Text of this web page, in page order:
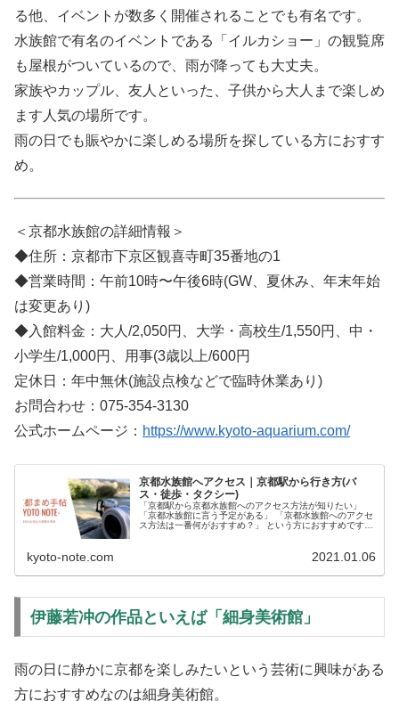
る他、イベントが数多く開催されることでも有名です。
水族館で有名のイベントである「イルカショー」の観覧席
も屋根がついているので、雨が降っても大丈夫。
家族やカップル、友人といった、子供から大人まで楽しめ
ます人気の場所です。
雨の日でも賑やかに楽しめる場所を探している方におすす
め。
＜京都水族館の詳細情報＞
◆住所：京都市下京区観喜寺町35番地の1
◆営業時間：午前10時〜午後6時(GW、夏休み、年末年始
は変更あり)
◆入館料金：大人/2,050円、大学・高校生/1,550円、中・
小学生/1,000円、用事(3歳以上/600円
定休日：年中無休(施設点検などで臨時休業あり)
お問合わせ：075-354-3130
公式ホームページ： https://www.kyoto-aquarium.com/
京都水族館へアクセス｜京都駅から行き方(バ
ス・徒歩・タクシー)
「京都駅から京都水族館へのアクセス方法が知りたい」
「京都水族館に言う予定がある」 「京都水族館へのアクセ
ス方法は一番何がおすすめ？」 という方におすすめです。
kyoto-note.com 2021.01.06
伊藤若冲の作品といえば「細身美術館」
雨の日に静かに京都を楽しみたいという芸術に興味がある
方におすすめなのは細身美術館。